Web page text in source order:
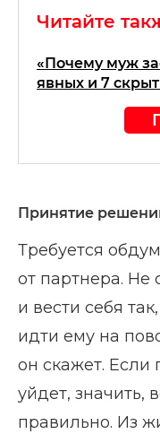
Читайте
«Почему муж
явных и 7
Принятие
Требуется
от партнера. Не
и вести себя
идти ему на
он скажет. Если
уйдет, значить,
правильно. Из